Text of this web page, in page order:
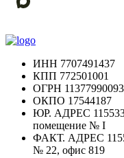
ИНН 7707491437
КПП 772501001
ОГРН
ОКПО 17544187
ЮР. АДРЕС
помещение № I
ФАКТ. АДРЕС
№ 22, офис 819